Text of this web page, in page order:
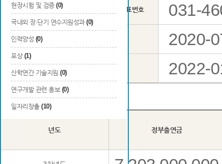
현장시험 및 검증 (0)
국내외 장·단기 연수지원성과 (0)
인력양성 (0)
포상 (1)
산학연간 기술지원 (0)
연구개발 관련 홍보 (0)
일자리창출 (10)
기관 대표번호 031-
총 연구기간 2020-
2022-
년도 정부출연금